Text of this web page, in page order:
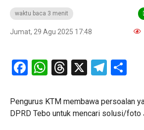
waktu baca 3 menit
Jumat, 29 Agu 2025 17:48
Facebook
WhatsApp
Threads
X
Pengurus KTM membawa persoalan
DPRD Tebo untuk mencari solusi/foto